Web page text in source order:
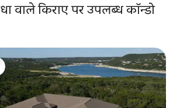
वाले किराए पर उपलब्ध कॉन्डो